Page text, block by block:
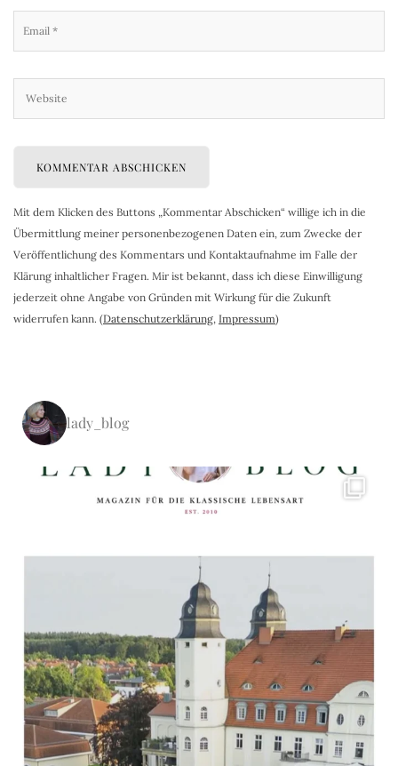
Mit dem Klicken des Buttons „Kommentar Abschicken“ willige ich in die
Übermittlung meiner personenbezogenen Daten ein, zum Zwecke der
Veröffentlichung des Kommentars und Kontaktaufnahme im Falle der
Klärung inhaltlicher Fragen. Mir ist bekannt, dass ich diese Einwilligung
jederzeit ohne Angabe von Gründen mit Wirkung für die Zukunft
widerrufen kann. (Datenschutzerklärung, Impressum)
lady_blog